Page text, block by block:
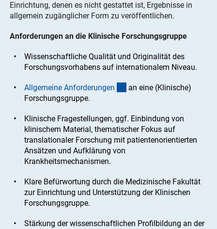
Einrichtung, denen es nicht gestattet ist, Ergebnisse in
allgemein zugänglicher Form zu veröffentlichen.
Anforderungen an die Klinische Forschungsgruppe
Wissenschaftliche Qualität und Originalität des
Forschungsvorhabens auf internationalem Niveau.
Allgemeine Anforderungen (Anchor Link)
an eine (Klinische)
Forschungsgruppe.
Klinische Fragestellungen, ggf. Einbindung von
klinischem Material, thematischer Fokus auf
translationaler Forschung mit patientenorientierten
Ansätzen und Aufklärung von
Krankheitsmechanismen.
Klare Befürwortung durch die Medizinische Fakultät
zur Einrichtung und Unterstützung der Klinischen
Forschungsgruppe.
Stärkung der wissenschaftlichen Profilbildung an der